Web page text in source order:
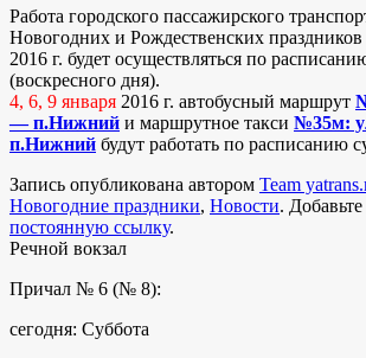
Работа городского пассажирского
Новогодних и Рождественских праздников
2016 г. будет осуществляться по
(воскресного дня).
4, 6, 9 января 2016 г. автобусный маршрут
— п.Нижний и маршрутное такси №35м:
п.Нижний будут работать по расписанию
Запись опубликована автором Team
Новогодние праздники, Новости.
постоянную ссылку.
Речной вокзал
Причал № 6 (№ 8):
сегодня: Суббота